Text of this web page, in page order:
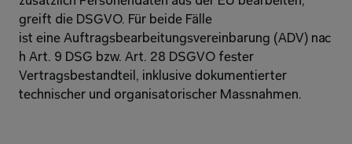
greift die DSGVO. Für beide Fälle
ist eine Auftragsbearbeitungsvereinbarung (ADV) nac
h Art. 9 DSG bzw. Art. 28 DSGVO fester
Vertragsbestandteil, inklusive dokumentierter
technischer und organisatorischer Massnahmen.